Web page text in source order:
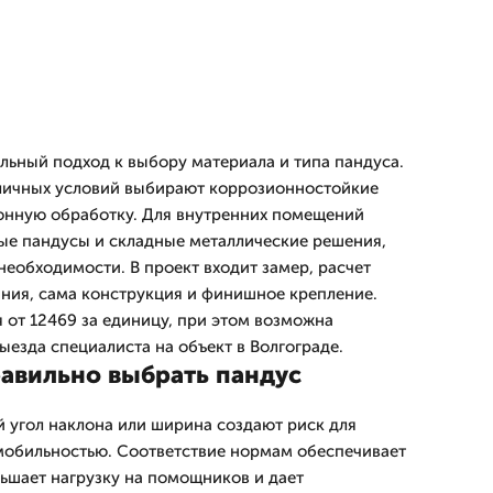
подход к выбору материала и типа пандуса.
условий выбирают коррозионностойкие
обработку. Для внутренних помещений
пандусы и складные металлические решения,
В проект входит замер, расчет
сама конструкция и финишное крепление.
от 12469 за единицу, при этом возможна
специалиста на объект в Волгограде.
выбрать пандус
наклона или ширина создают риск для
Соответствие нормам обеспечивает
нагрузку на помощников и дает